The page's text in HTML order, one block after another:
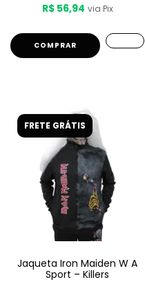
R$ 56,94 via Pix
COMPRAR
FRETE GRÁTIS
Jaqueta Iron Maiden W A
Sport – Killers